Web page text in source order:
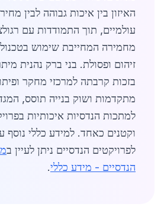
האיזון בין איכות גבוהה לבין
עולמיים, תוך התמודדות עם
מחמירה המחייבת שימוש
זיהום ופסולת. בני ברק נהנית
בזכות קרבתה למרכזי מחקר
מתקדמות ושוק בנייה תוסס,
למתכות הנדסיות איכותיות
וקטנים כאחד. למידע כללי
לפרויקטים הנדסיים ניתן לעיין ב
הנדסיים - מידע כללי.